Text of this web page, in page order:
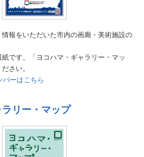
情報をいただいた市内の画廊・美術施設の
です。「ヨコハマ・ギャラリー・マッ
さい。
バーはこちら
リー・マップ